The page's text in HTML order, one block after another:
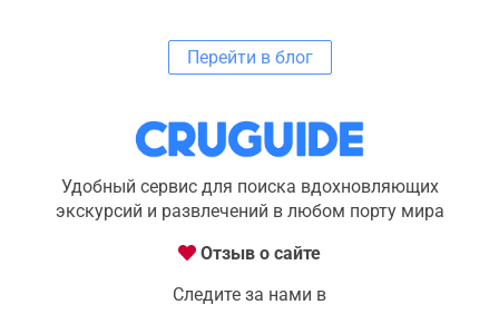
Перейти в блог
Удобный сервис для поиска вдохновляющих
экскурсий и развлечений в любом порту мира
Отзыв о сайте
Следите за нами в